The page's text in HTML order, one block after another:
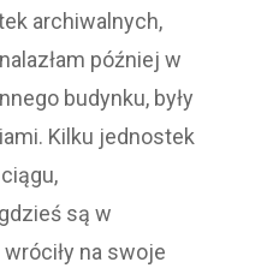
archiwalnych,
później w
budynku, były
Kilku jednostek
są w
na swoje